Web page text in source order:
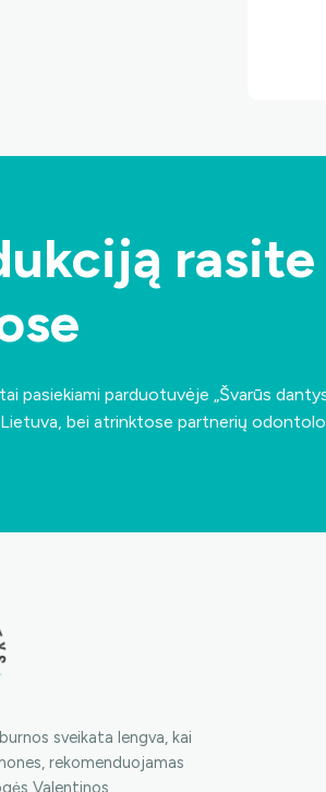
pasiekiami parduotuvėje „Švarūs
, bei atrinktose partnerių
sveikata lengva, kai
rekomenduojamas
Valentinos